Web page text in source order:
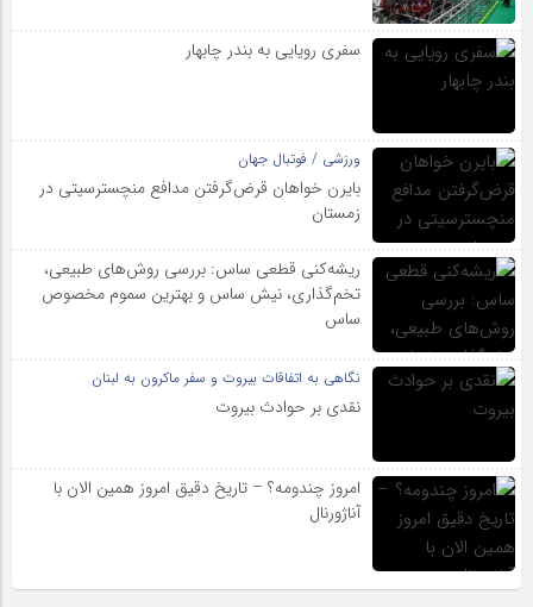
سفری رویایی به بندر چابهار
ورزشی / فوتبال جهان
بایرن خواهان قرض‌گرفتن مدافع منچسترسیتی در
زمستان
ریشه‌کنی قطعی ساس: بررسی روش‌های طبیعی،
تخم‌گذاری، نیش ساس و بهترین سموم مخصوص
ساس
نگاهی به اتفاقات بیروت و سفر ماکرون به لبنان
نقدی بر حوادث بیروت
امروز چندومه؟ – تاریخ دقیق امروز همین الان با
آناژورنال